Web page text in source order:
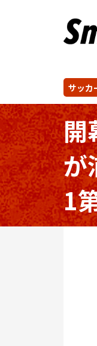
サッカ
開
が
1